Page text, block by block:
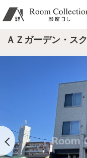
ＡＺガーデン・ス